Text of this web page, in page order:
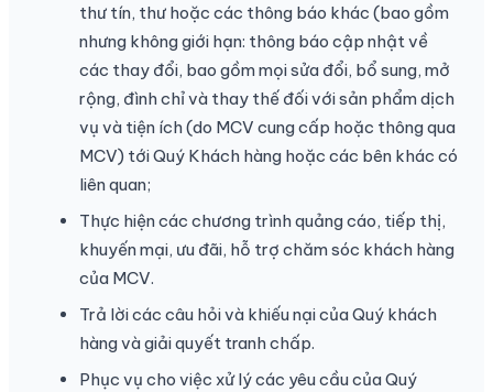
thư tín, thư hoặc các thông báo khác (bao gồm
nhưng không giới hạn: thông báo cập nhật về
các thay đổi, bao gồm mọi sửa đổi, bổ sung, mở
rộng, đình chỉ và thay thế đối với sản phẩm dịch
vụ và tiện ích (do MCV cung cấp hoặc thông qua
MCV) tới Quý Khách hàng hoặc các bên khác có
liên quan;
Thực hiện các chương trình quảng cáo, tiếp thị,
khuyến mại, ưu đãi, hỗ trợ chăm sóc khách hàng
của MCV.
Trả lời các câu hỏi và khiếu nại của Quý khách
hàng và giải quyết tranh chấp.
Phục vụ cho việc xử lý các yêu cầu của Quý